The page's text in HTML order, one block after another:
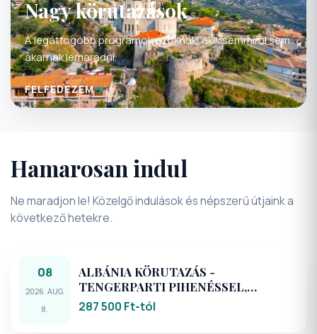
Nagy körutazások
A legátfogóbb programok azoknak, akik semmiről sem
akarnak lemaradni.
FELFEDEZEM
Hamarosan indul
Ne maradjon le! Közelgő indulások és népszerű útjaink a
következő hetekre.
08
2026. AUG.
8.
ALBÁNIA KÖRUTAZÁS -
TENGERPARTI PIHENÉSSEL,
KIRÁNDULÁSOKKAL
287 500 Ft-tól